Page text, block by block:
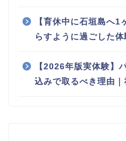
【育休中に石垣島へ
らすように過ごした
【2026年版実体験】
込みで取るべき理由